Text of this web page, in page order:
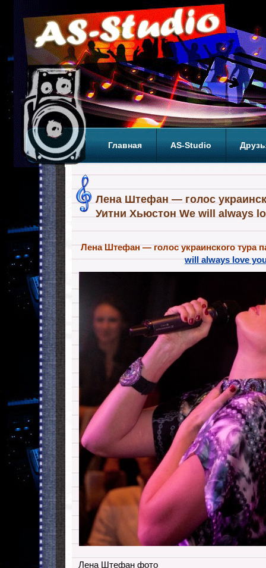
Главная AS-Studio
Лена Штефан — голос
Уитни Хьюстон We will always
Лена Штефан — голос украинского тура
will always love
Лена Штефан фото